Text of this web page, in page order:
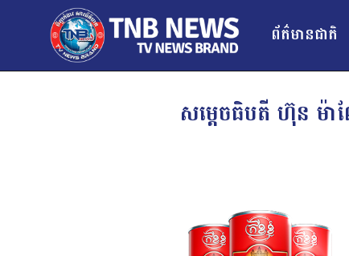
ព័ត៌មានជាតិ
សម្ដេចធិបតី ហ៊ុន ម៉ាណ